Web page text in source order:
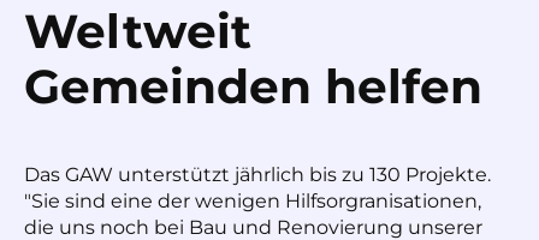
Weltweit
Gemeinden helfen
Das GAW unterstützt jährlich bis zu 130 Projekte.
"Sie sind eine der wenigen Hilfsorgranisationen,
die uns noch bei Bau und Renovierung unserer